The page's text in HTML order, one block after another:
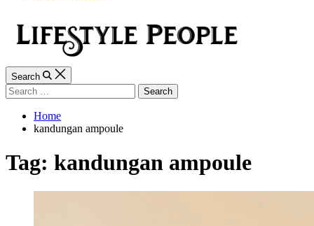
Search
Search
for:
Home
kandungan ampoule
Tag: kandungan ampoule